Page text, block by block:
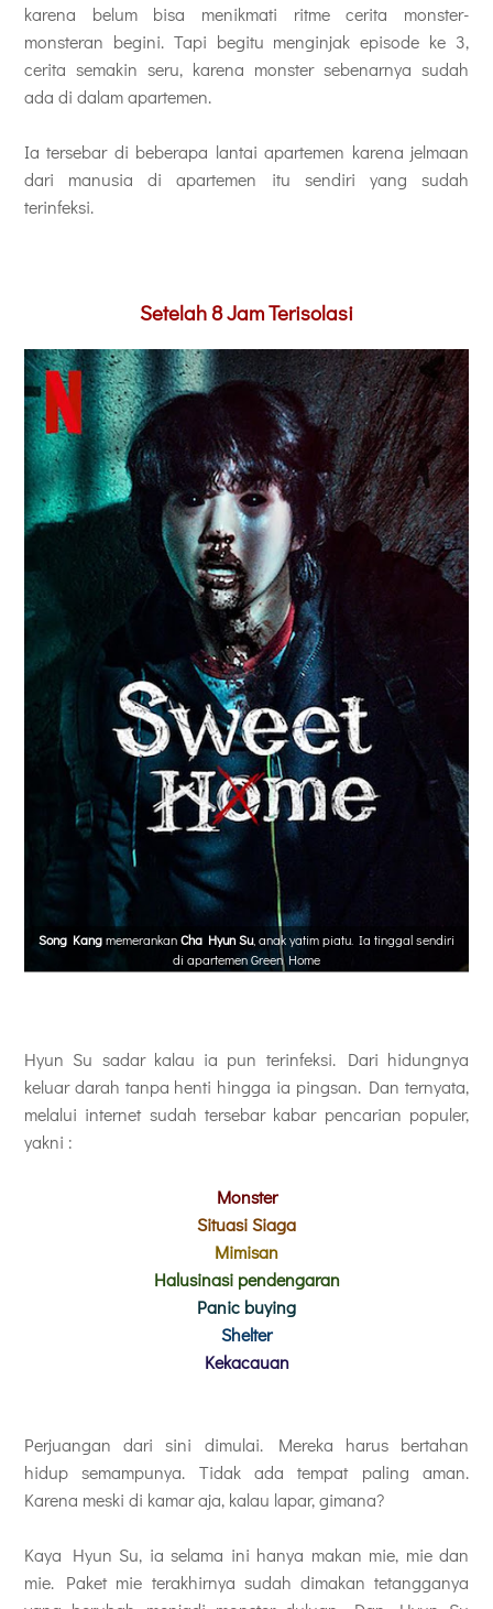
karena belum bisa menikmati ritme cerita monster-
monsteran begini. Tapi begitu menginjak episode ke 3,
cerita semakin seru, karena monster sebenarnya sudah
ada di dalam apartemen.
Ia tersebar di beberapa lantai apartemen karena jelmaan
dari manusia di apartemen itu sendiri yang sudah
terinfeksi.
Setelah 8 Jam Terisolasi
Song KangmemerankanCha Hyun Su, anak yatim piatu. Ia tinggal sendiri
di apartemen Green Home
Hyun Su sadar kalau ia pun terinfeksi. Dari hidungnya
keluar darah tanpa henti hingga ia pingsan. Dan ternyata,
melalui internet sudah tersebar kabar pencarian populer,
yakni :
Monster
Situasi Siaga
Mimisan
Halusinasi pendengaran
Panic buying
Shelter
Kekacauan
Perjuangan dari sini dimulai. Mereka harus bertahan
hidup semampunya. Tidak ada tempat paling aman.
Karena meski di kamar aja, kalau lapar, gimana?
Kaya Hyun Su, ia selama ini hanya makan mie, mie dan
mie. Paket mie terakhirnya sudah dimakan tetangganya